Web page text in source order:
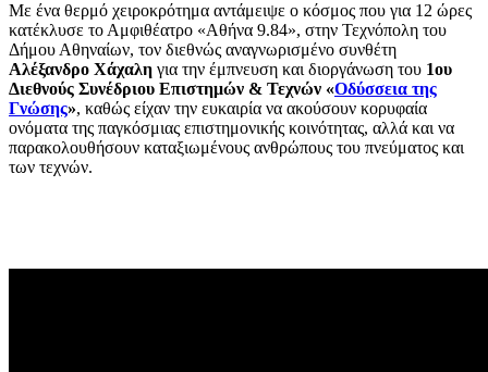
Με ένα θερμό χειροκρότημα αντάμειψε ο κόσμος που για 12 ώρες
κατέκλυσε το Αμφιθέατρο «Αθήνα 9.84», στην Τεχνόπολη του
Δήμου Αθηναίων, τον διεθνώς αναγνωρισμένο συνθέτη
Αλέξανδρο Χάχαλη για την έμπνευση και διοργάνωση του 1ου
Διεθνούς Συνέδριου Επιστημών & Τεχνών «Οδύσσεια της
Γνώσης», καθώς είχαν την ευκαιρία να ακούσουν κορυφαία
ονόματα της παγκόσμιας επιστημονικής κοινότητας, αλλά και να
παρακολουθήσουν καταξιωμένους ανθρώπους του πνεύματος και
των τεχνών.